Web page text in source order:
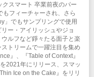
スマート 卒業前夜のパー
フィーチャーされ、さら
」でもサンプリングで使用
ー・アイリッシュやジョ
ルフなど錚々たる面子と楽
トリームで一躍注目を集め
』、『Table of Context』
2021年にリリース、スマッ
Ice on the Cake』をリリ